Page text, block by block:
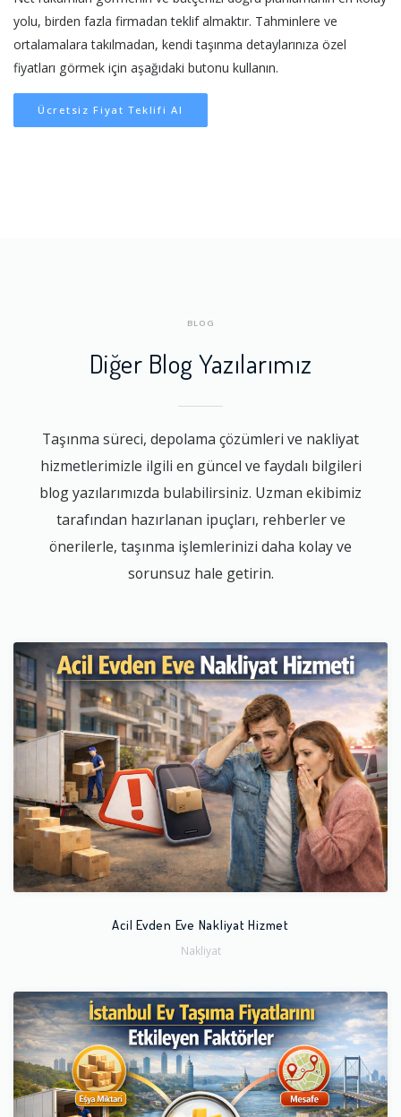
yolu, birden fazla firmadan teklif almaktır. Tahminlere ve
ortalamalara takılmadan, kendi taşınma detaylarınıza özel
fiyatları görmek için aşağıdaki butonu kullanın.
Ücretsiz Fiyat Teklifi Al
BLOG
Diğer Blog Yazılarımız
Taşınma süreci, depolama çözümleri ve nakliyat
hizmetlerimizle ilgili en güncel ve faydalı bilgileri
blog yazılarımızda bulabilirsiniz. Uzman ekibimiz
tarafından hazırlanan ipuçları, rehberler ve
önerilerle, taşınma işlemlerinizi daha kolay ve
sorunsuz hale getirin.
Acil Evden Eve Nakliyat Hizmet
Nakliyat